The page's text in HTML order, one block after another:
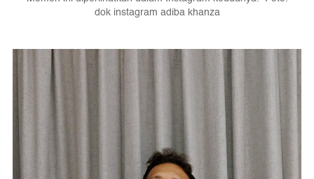
dok instagram adiba khanza